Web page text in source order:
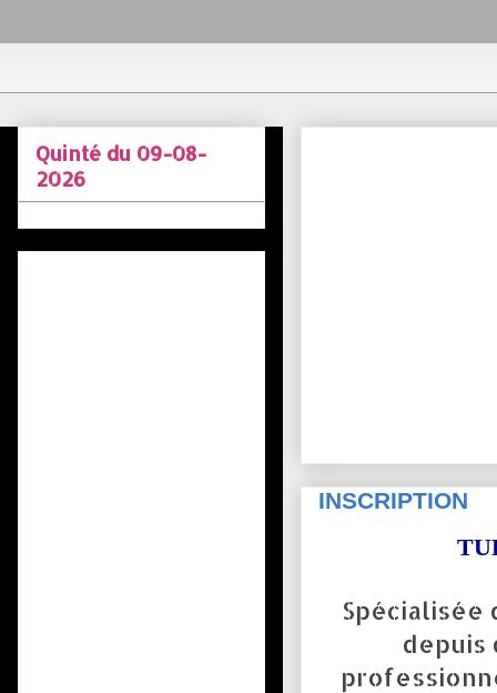
INSCRIPTION
Spécialisée
depuis
Quinté du 09-08-
2026